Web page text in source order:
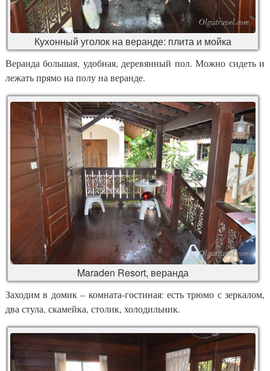
Кухонный уголок на веранде: плита и мойка
Веранда большая, удобная, деревянный пол. Можно сидеть и
лежать прямо на полу на веранде.
Maraden Resort, веранда
Заходим в домик – комната-гостиная: есть трюмо с зеркалом,
два стула, скамейка, столик, холодильник.